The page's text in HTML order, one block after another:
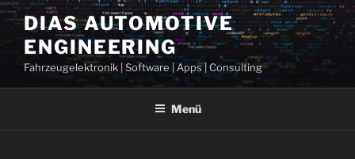
Zum
Inhalt
springen
DIAS AUTOMOTIVE
ENGINEERING
Fahrzeugelektronik | Software | Apps | Consulting
Menü